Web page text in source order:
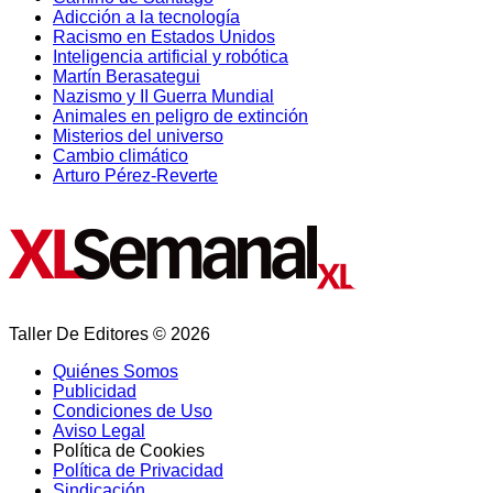
Adicción a la tecnología
Racismo en Estados Unidos
Inteligencia artificial y robótica
Martín Berasategui
Nazismo y II Guerra Mundial
Animales en peligro de extinción
Misterios del universo
Cambio climático
Arturo Pérez-Reverte
Taller De Editores © 2026
Quiénes Somos
Publicidad
Condiciones de Uso
Aviso Legal
Política de Cookies
Política de Privacidad